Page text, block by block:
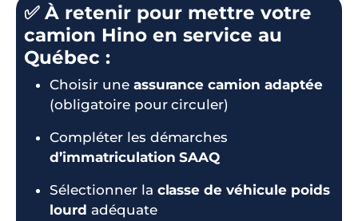
✅ À retenir pour mettre votre
camion Hino en service au
Québec :
Choisir une assurance camion adaptée
(obligatoire pour circuler)
Compléter les démarches
d’immatriculation SAAQ
Sélectionner la classe de véhicule poids
lourd adéquate